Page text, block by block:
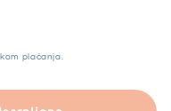
plaćanja.